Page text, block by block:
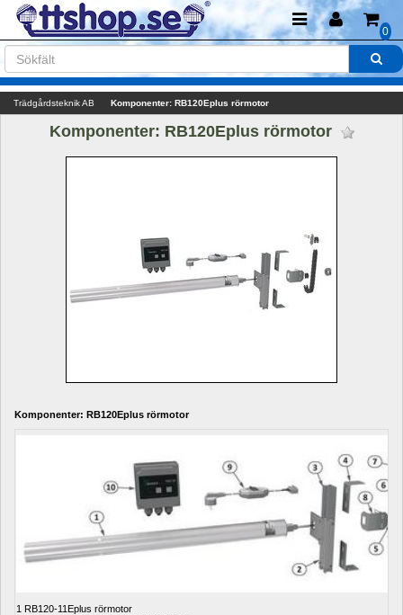
0
Trädgårdsteknik AB Komponenter: RB120Eplus rörmotor
Komponenter: RB120Eplus rörmotor
Komponenter: RB120Eplus rörmotor
1 RB120-11Eplus rörmotor